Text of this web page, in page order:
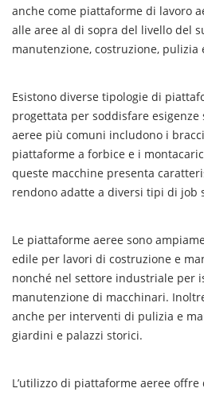
anche come piattaforme di lavoro
alle aree al di sopra del livello del
manutenzione, costruzione, pulizia
Esistono diverse tipologie di
progettata per soddisfare
aeree più comuni includono i
piattaforme a forbice e i
queste macchine presenta
rendono adatte a diversi tipi di job
Le piattaforme aeree sono
edile per lavori di costruzione e
nonché nel settore industriale per
manutenzione di macchinari.
anche per interventi di pulizia e
giardini e palazzi storici.
L’utilizzo di piattaforme aeree